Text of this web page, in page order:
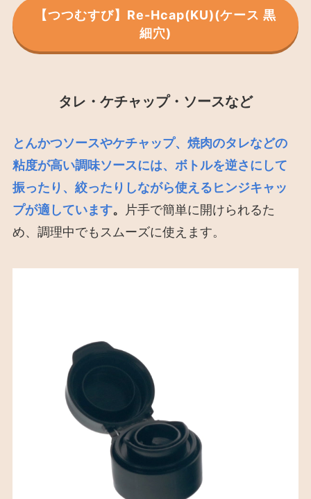
【つつむすび】Re-Hcap(KU)(ケース 黒
細穴)
タレ・ケチャップ・ソースなど
とんかつソースやケチャップ、焼肉のタレなどの
粘度が高い調味ソースには、ボトルを逆さにして
振ったり、絞ったりしながら使えるヒンジキャッ
プが適しています。
片手で簡単に開けられるた
め、調理中でもスムーズに使えます。